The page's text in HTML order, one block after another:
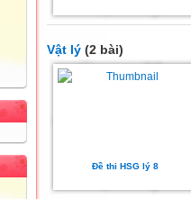
Vật lý (2 bài)
Đề thi HSG lý 8